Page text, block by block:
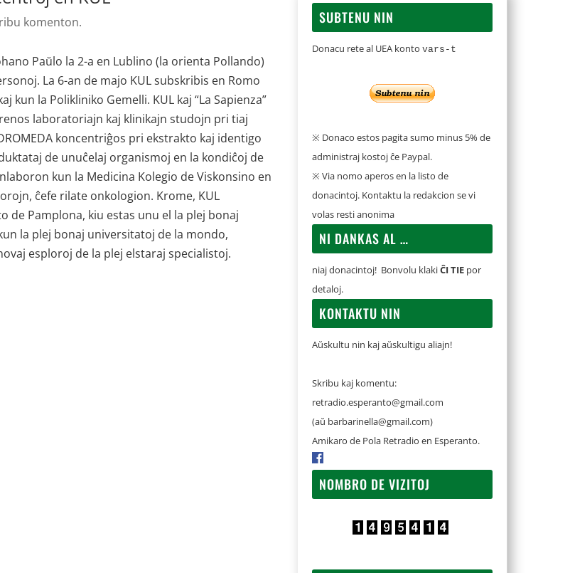
komenton.
Paŭlo la 2-a en Lublino (la orienta Pollando)
La 6-an de majo KUL subskribis en Romo
la Polikliniko Gemelli. KUL kaj “La Sapienza”
laboratoriajn kaj klinikajn studojn pri tiaj
koncentriĝos pri ekstrakto kaj identigo
de unuĉelaj organismoj en la kondiĉoj de
kun la Medicina Kolegio de Viskonsino en
ĉefe rilate onkologion. Krome, KUL
de Pamplona, ​​kiu estas unu el la plej bonaj
la plej bonaj universitatoj de la mondo,
esploroj de la plej elstaraj specialistoj.
SUBTENU NIN
Donacu rete al UEA konto vars-t
※ Donaco estos pagita sumo minus 5% de
administraj kostoj ĉe Paypal.
※ Via nomo aperos en la listo de
donacintoj. Kontaktu la redakcion se vi
volas resti anonima
NI DANKAS AL …
niaj donacintoj! Bonvolu klakiĈI TIEpor
detaloj.
KONTAKTU NIN
Aŭskultu nin kaj aŭskultigu aliajn!
Skribu kaj komentu:
retradio.esperanto@gmail.com
(aŭ barbarinella@gmail.com)
Amikaro de Pola Retradio en Esperanto.
NOMBRO DE VIZITOJ